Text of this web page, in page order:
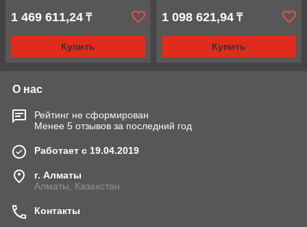
1 469 611,24 ₸
Купить
1 098 621,94 ₸
Купить
О нас
Рейтинг не сформирован
Менее 5 отзывов за последний год
Работает с 19.04.2019
г. Алматы
Алматы, Казахстан
Контакты